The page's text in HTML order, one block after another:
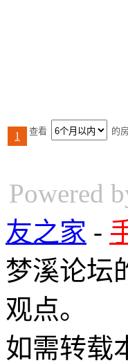
1 查看 的
Powered
友之家 -
梦溪论坛
观点。
如需转载